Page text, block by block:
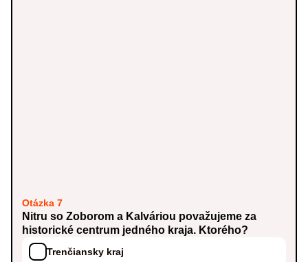
Otázka 7
Nitru so Zoborom a Kalváriou považujeme za
historické centrum jedného kraja. Ktorého?
Trenčiansky kraj